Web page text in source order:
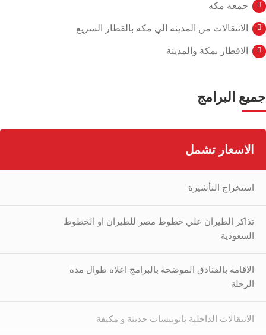
جمعه مكه
الانتقالات من المدينه الي مكه بالقطار السريع
الافطار بمكة والمدينة
جميع البرامج
الاسعار تشمل
استخراج التأشيرة
تذاكر الطيران علي خطوط مصر للطيران او الخطوط
السعودية
الاقامة بالفنادق الموضحة بالبرامج اعلاه طوال مدة
الرحلة
الانتقالات الداخلية باتوبيسات حديثة و مكيفة